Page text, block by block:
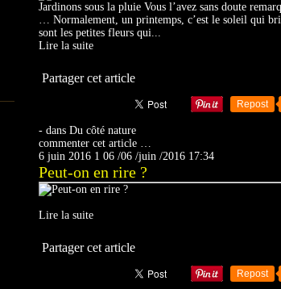
Jardinons sous la pluie Vous l’avez sans doute
… Normalement, un printemps, c’est le soleil qui
sont les petites fleurs qui...
Lire la suite
Partager cet article
Repost
- dans Du côté nature
commenter cet article …
6 juin 2016 1 06 /06 /juin /2016 17:34
Peut-on en rire ?
Lire la suite
Partager cet article
Repost